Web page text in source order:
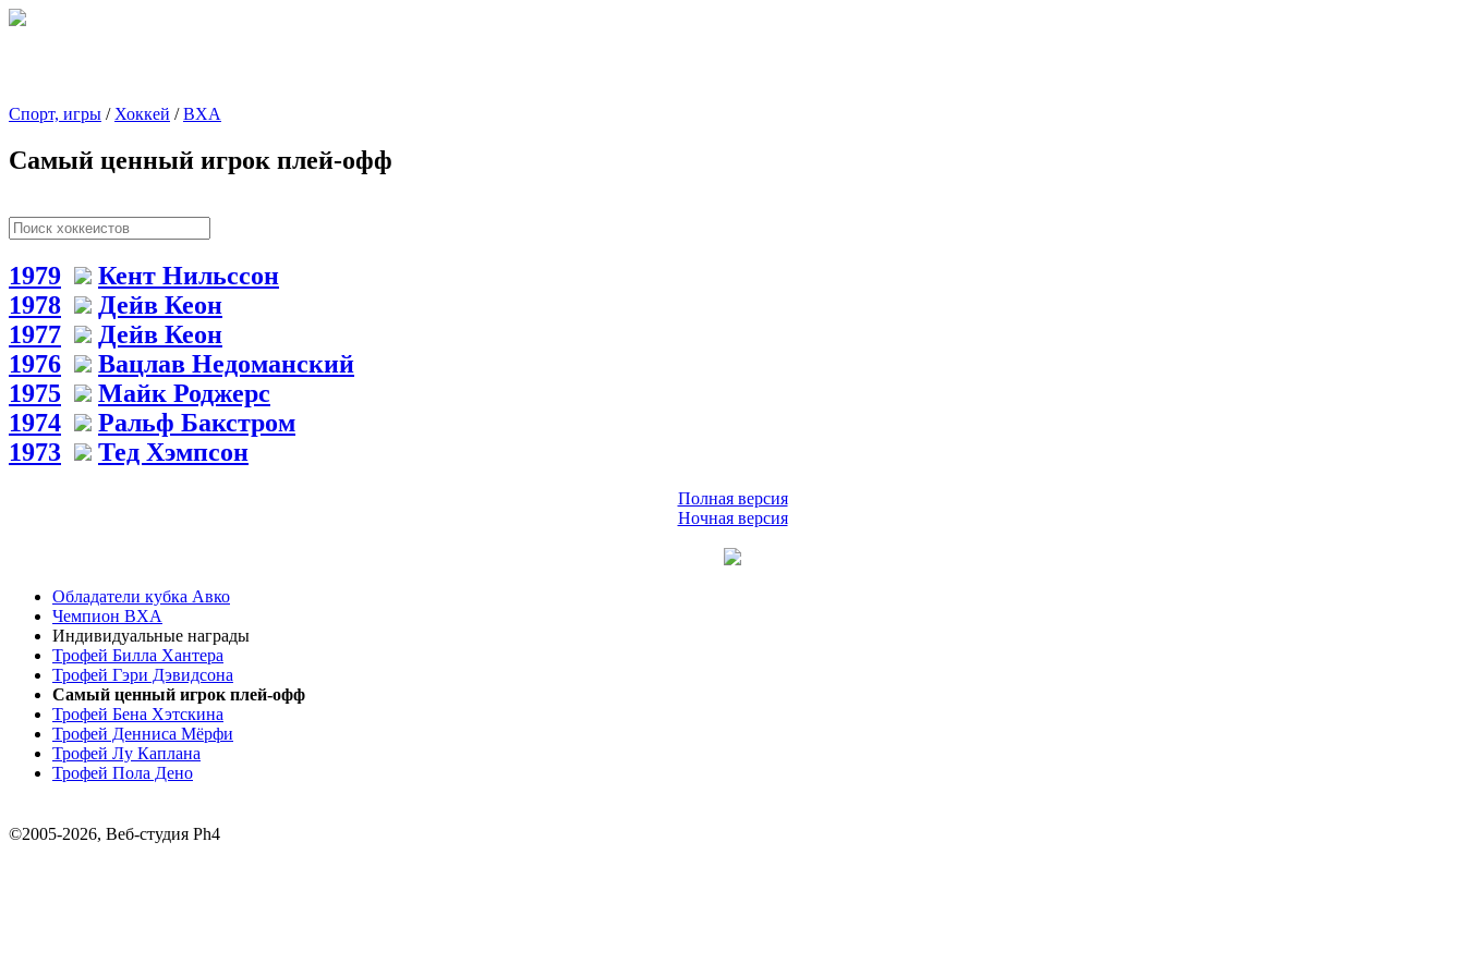
Спорт, игры / Хоккей /ВХА
Самый ценный игрок плей-офф
1979
Кент Нильссон
1978
Дейв Кеон
1977
Дейв Кеон
1976
Вацлав Недоманский
1975
Майк Роджерс
1974
Ральф Бакстром
1973
Тед Хэмпсон
Полная версия
Ночная версия
Обладатели кубка Авко
Чемпион ВХА
Индивидуальные награды
Трофей Билла Хантера
Трофей Гэри Дэвидсона
Самый ценный игрок плей-офф
Трофей Бена Хэтскина
Трофей Денниса Мёрфи
Трофей Лу Каплана
Трофей Пола Дено
©2005-2026, Веб-студия Ph4